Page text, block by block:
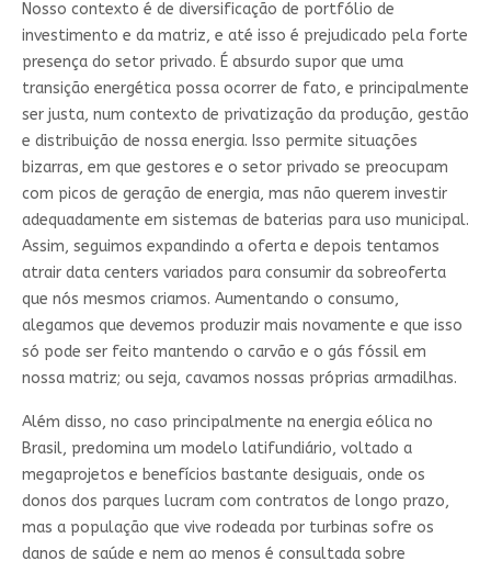
Nosso contexto é de diversificação de portfólio de
investimento e da matriz, e até isso é prejudicado pela forte
presença do setor privado. É absurdo supor que uma
transição energética possa ocorrer de fato, e principalmente
ser justa, num contexto de privatização da produção, gestão
e distribuição de nossa energia. Isso permite situações
bizarras, em que gestores e o setor privado se preocupam
com picos de geração de energia, mas não querem investir
adequadamente em sistemas de baterias para uso municipal.
Assim, seguimos expandindo a oferta e depois tentamos
atrair data centers variados para consumir da sobreoferta
que nós mesmos criamos. Aumentando o consumo,
alegamos que devemos produzir mais novamente e que isso
só pode ser feito mantendo o carvão e o gás fóssil em
nossa matriz; ou seja, cavamos nossas próprias armadilhas.
Além disso, no caso principalmente na energia eólica no
Brasil, predomina um modelo latifundiário, voltado a
megaprojetos e benefícios bastante desiguais, onde os
donos dos parques lucram com contratos de longo prazo,
mas a população que vive rodeada por turbinas sofre os
danos de saúde e nem ao menos é consultada sobre